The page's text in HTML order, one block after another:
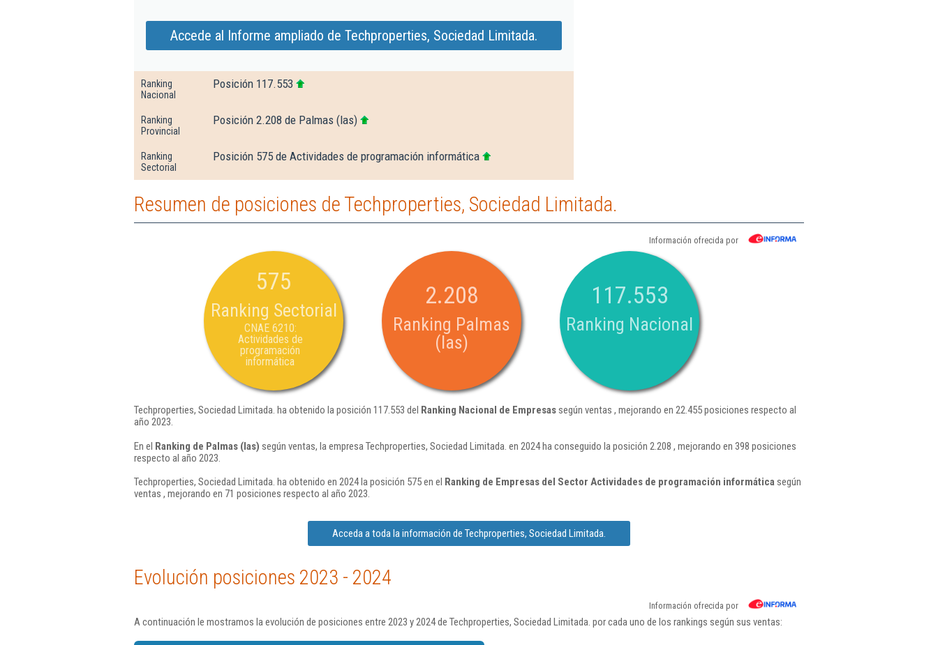
Accede al Informe ampliado de Techproperties, Sociedad Limitada.
Ranking
Nacional
Posición 117.553
Ranking
Provincial
Posición 2.208 de Palmas (las)
Ranking
Sectorial
Posición 575 de Actividades de programación informática
Resumen de posiciones de Techproperties, Sociedad Limitada.
Información ofrecida por
575
Ranking Sectorial
CNAE 6210:
Actividades de
programación
informática
2.208
Ranking Palmas
(las)
117.553
Ranking Nacional
Techproperties, Sociedad Limitada. ha obtenido la posición 117.553 del Ranking Nacional de Empresassegún ventas , mejorando en 22.455 posiciones respecto al
año 2023.
En el Ranking de Palmas (las) según ventas, la empresa Techproperties, Sociedad Limitada. en 2024 ha conseguido la posición 2.208 , mejorando en 398 posiciones
respecto al año 2023.
Techproperties, Sociedad Limitada. ha obtenido en 2024 la posición 575 en el Ranking de Empresas del Sector Actividades de programación informáticasegún
ventas , mejorando en 71 posiciones respecto al año 2023.
Acceda a toda la información de Techproperties, Sociedad Limitada.
Evolución posiciones 2023 - 2024
Información ofrecida por
A continuación le mostramos la evolución de posiciones entre 2023 y 2024 de Techproperties, Sociedad Limitada. por cada uno de los rankings según sus ventas: